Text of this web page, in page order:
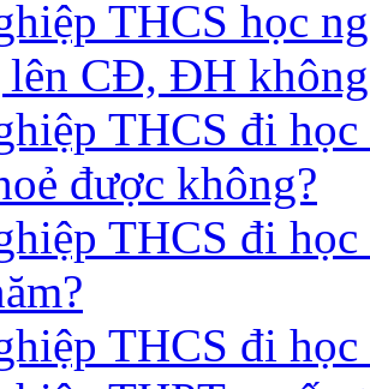
THCS học
lên CĐ, ĐH
THCS đi học
được không?
THCS đi
THCS đi